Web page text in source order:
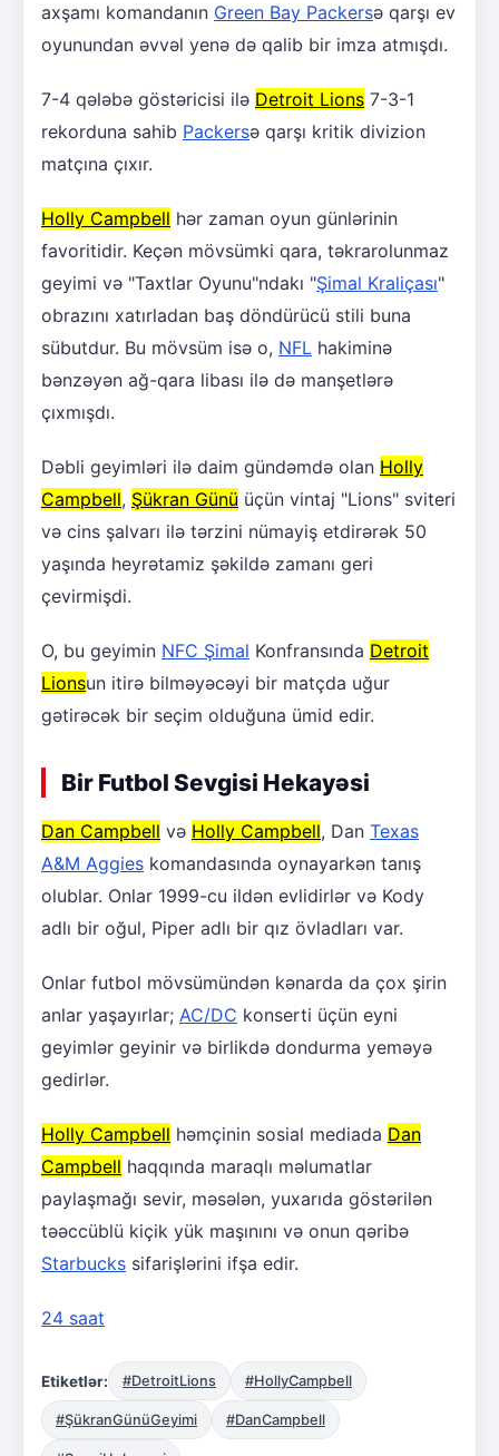
axşamı komandanın Green Bay Packersə qarşı ev
oyunundan əvvəl yenə də qalib bir imza atmışdı.
7-4 qələbə göstəricisi ilə Detroit Lions 7-3-1
rekorduna sahib Packersə qarşı kritik divizion
matçına çıxır.
Holly Campbell hər zaman oyun günlərinin
favoritidir. Keçən mövsümki qara, təkrarolunmaz
geyimi və "Taxtlar Oyunu"ndakı "Şimal Kraliçası"
obrazını xatırladan baş döndürücü stili buna
sübutdur. Bu mövsüm isə o, NFL hakiminə
bənzəyən ağ-qara libası ilə də manşetlərə
çıxmışdı.
Dəbli geyimləri ilə daim gündəmdə olan Holly
Campbell, Şükran Günü üçün vintaj "Lions" sviteri
və cins şalvarı ilə tərzini nümayiş etdirərək 50
yaşında heyrətamiz şəkildə zamanı geri
çevirmişdi.
O, bu geyimin NFC Şimal Konfransında Detroit
Lionsun itirə bilməyəcəyi bir matçda uğur
gətirəcək bir seçim olduğuna ümid edir.
Bir Futbol Sevgisi Hekayəsi
Dan Campbell və Holly Campbell, Dan Texas
A&M Aggies komandasında oynayarkən tanış
olublar. Onlar 1999-cu ildən evlidirlər və Kody
adlı bir oğul, Piper adlı bir qız övladları var.
Onlar futbol mövsümündən kənarda da çox şirin
anlar yaşayırlar; AC/DC konserti üçün eyni
geyimlər geyinir və birlikdə dondurma yeməyə
gedirlər.
Holly Campbell həmçinin sosial mediada Dan
Campbell haqqında maraqlı məlumatlar
paylaşmağı sevir, məsələn, yuxarıda göstərilən
təəccüblü kiçik yük maşınını və onun qəribə
Starbucks sifarişlərini ifşa edir.
24 saat
Etiketlər: #DetroitLions #HollyCampbell
#ŞükranGünüGeyimi #DanCampbell